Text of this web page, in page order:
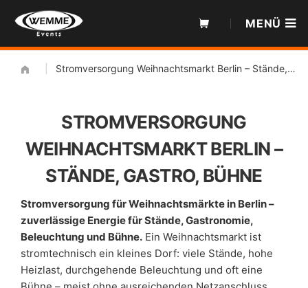
Inhalt
MENÜ
Stromversorgung Weihnachtsmarkt Berlin – Stände, Gastro, Bühne
STROMVERSORGUNG
WEIHNACHTSMARKT BERLIN –
STÄNDE, GASTRO, BÜHNE
Stromversorgung für Weihnachtsmärkte in Berlin –
zuverlässige Energie für Stände, Gastronomie,
Beleuchtung und Bühne. Ein Weihnachtsmarkt ist
stromtechnisch ein kleines Dorf: viele Stände, hohe
Heizlast, durchgehende Beleuchtung und oft eine